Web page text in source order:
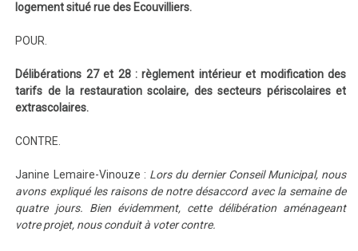
logement situé rue des Ecouvilliers.
POUR.
Délibérations 27 et 28 : règlement intérieur et modification des
tarifs de la restauration scolaire, des secteurs périscolaires et
extrascolaires.
CONTRE.
Janine Lemaire-Vinouze : Lors du dernier Conseil Municipal, nous
avons expliqué les raisons de notre désaccord avec la semaine de
quatre jours. Bien évidemment, cette délibération aménageant
votre projet, nous conduit à voter contre.